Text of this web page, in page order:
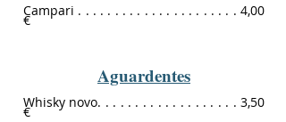
Campari . . . . . . . . . . . . . . . . . . . . . . 4,00
€
Aguardentes
Whisky novo. . . . . . . . . . . . . . . . . . . 3,50
€